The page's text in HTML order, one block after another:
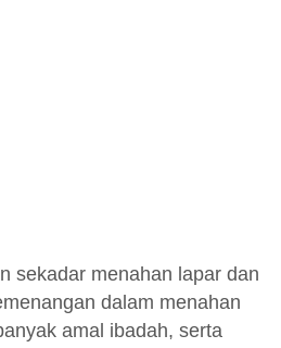
sekadar menahan lapar dan
dalam menahan
amal ibadah, serta